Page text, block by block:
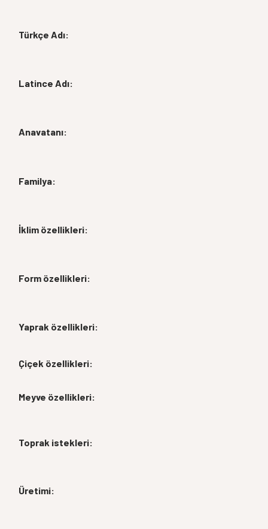
Türkçe Adı:
Latince Adı:
Anavatanı:
Familya:
İklim özellikleri:
Form özellikleri:
Yaprak özellikleri:
Çiçek özellikleri:
Meyve özellikleri:
Toprak istekleri:
Üretimi: